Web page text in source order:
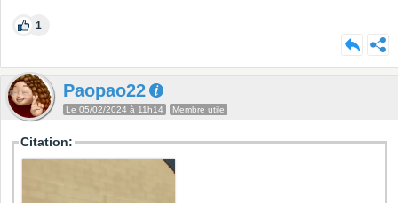
1
Paopao22
Le 05/02/2024 à 11h14 Membre utile
Citation: